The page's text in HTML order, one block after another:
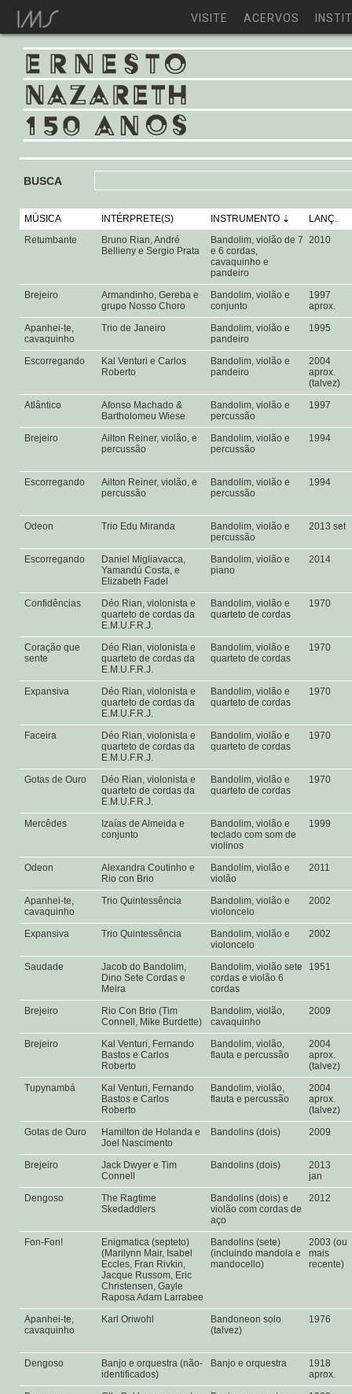
VISITE ACERVOS
BUSCA
MÚSICA INTÉRPRETE(S) INSTRUMENTO
LANÇ.
Retumbante
Bruno Rian, André
Bellieny e Sergio Prata
Bandolim, violão de 7
e 6 cordas,
cavaquinho e
pandeiro
2010
Brejeiro
Armandinho, Gereba e
grupo Nosso Choro
Bandolim, violão e
conjunto
1997
aprox.
Apanhei-te,
cavaquinho
Trio de Janeiro
Bandolim, violão e
pandeiro
1995
Escorregando
Kal Venturi e Carlos
Roberto
Bandolim, violão e
pandeiro
2004
aprox.
(talvez)
Atlântico
Afonso Machado &
Bartholomeu Wiese
Bandolim, violão e
percussão
1997
Brejeiro
Ailton Reiner, violão, e
percussão
Bandolim, violão e
percussão
1994
Escorregando
Ailton Reiner, violão, e
percussão
Bandolim, violão e
percussão
1994
Odeon Trio Edu Miranda
Bandolim, violão e
percussão
2013 set
Escorregando
Daniel Migliavacca,
Yamandú Costa, e
Elizabeth Fadel
Bandolim, violão e
piano
2014
Confidências
Déo Rian, violonista e
quarteto de cordas da
E.M.U.F.R.J.
Bandolim, violão e
quarteto de cordas
1970
Coração que
sente
Déo Rian, violonista e
quarteto de cordas da
E.M.U.F.R.J.
Bandolim, violão e
quarteto de cordas
1970
Expansiva
Déo Rian, violonista e
quarteto de cordas da
E.M.U.F.R.J.
Bandolim, violão e
quarteto de cordas
1970
Faceira
Déo Rian, violonista e
quarteto de cordas da
E.M.U.F.R.J.
Bandolim, violão e
quarteto de cordas
1970
Gotas de Ouro
Déo Rian, violonista e
quarteto de cordas da
E.M.U.F.R.J.
Bandolim, violão e
quarteto de cordas
1970
Mercêdes
Izaías de Almeida e
conjunto
Bandolim, violão e
teclado com som de
violinos
1999
Odeon
Alexandra Coutinho e
Rio con Brio
Bandolim, violão e
violão
2011
Apanhei-te,
cavaquinho
Trio Quintessência
Bandolim, violão e
violoncelo
2002
Expansiva Trio Quintessência
Bandolim, violão e
violoncelo
2002
Saudade
Jacob do Bandolim,
Dino Sete Cordas e
Meira
Bandolim, violão sete
cordas e violão 6
cordas
1951
Brejeiro
Rio Con Brio (Tim
Connell, Mike Burdette)
Bandolim, violão,
cavaquinho
2009
Brejeiro
Kal Venturi, Fernando
Bastos e Carlos
Roberto
Bandolim, violão,
flauta e percussão
2004
aprox.
(talvez)
Tupynambá
Kal Venturi, Fernando
Bastos e Carlos
Roberto
Bandolim, violão,
flauta e percussão
2004
aprox.
(talvez)
Gotas de Ouro
Hamilton de Holanda e
Joel Nascimento
Bandolins (dois) 2009
Brejeiro
Jack Dwyer e Tim
Connell
Bandolins (dois)
2013
jan
Dengoso
The Ragtime
Skedaddlers
Bandolins (dois) e
violão com cordas de
aço
2012
Fon-Fon!
Enigmatica (septeto)
(Marilynn Mair, Isabel
Eccles, Fran Rivkin,
Jacque Russom, Eric
Christensen, Gayle
Raposa Adam Larrabee
Bandolins (sete)
(incluindo mandola e
mandocello)
2003 (ou
mais
recente)
Apanhei-te,
cavaquinho
Karl Oriwohl
Bandoneon solo
(talvez)
1976
Dengoso
Banjo e orquestra (não-
identificados)
Banjo e orquestra
1918
aprox.